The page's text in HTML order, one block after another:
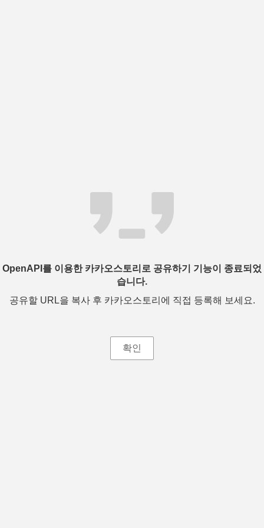
OpenAPI를 이용한 카카오스토리로 공유하기 기능이 종료되었
습니다.
공유할 URL을 복사 후 카카오스토리에 직접 등록해 보세요.
확인